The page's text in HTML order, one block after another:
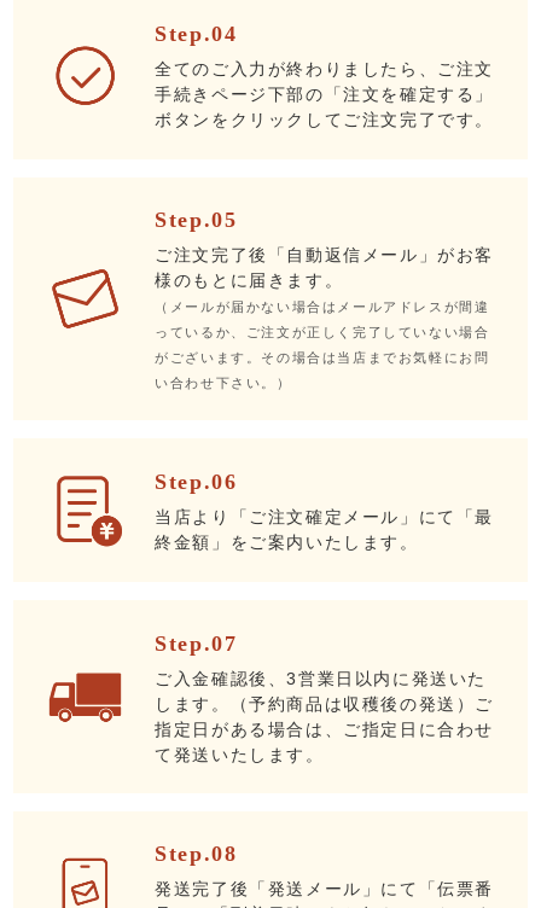
Step.04
全てのご入力が終わりましたら、ご注文
手続きページ下部の「注文を確定する」
ボタンをクリックしてご注文完了です。
Step.05
ご注文完了後「自動返信メール」がお客
様のもとに届きます。
（メールが届かない場合はメールアドレスが間違
っているか、ご注文が正しく完了していない場合
がございます。その場合は当店までお気軽にお問
い合わせ下さい。）
Step.06
当店より「ご注文確定メール」にて「最
終金額」をご案内いたします。
Step.07
ご入金確認後、3営業日以内に発送いた
します。（予約商品は収穫後の発送）ご
指定日がある場合は、ご指定日に合わせ
て発送いたします。
Step.08
発送完了後「発送メール」にて「伝票番